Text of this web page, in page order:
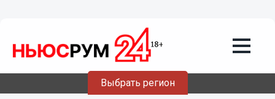
Выбрать регион
16.11.202015:43
Дезинфекцию пешеходных переходов
проводят в Нижнем Новгороде
Меры направлены на противодействие распространению